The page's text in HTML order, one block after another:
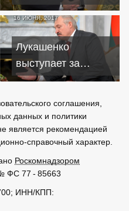
призывает к
сотрудничеству
российскую Альфа-
Групп
16 ИЮНЯ, 2017
Лукашенко
выступает за
расширение
российским
Сбербанком
соглашения,
данных и политики
является рекомендацией
справочный характер.
Роскомнадзором
ФС 77 - 85663
ИНН/КПП: